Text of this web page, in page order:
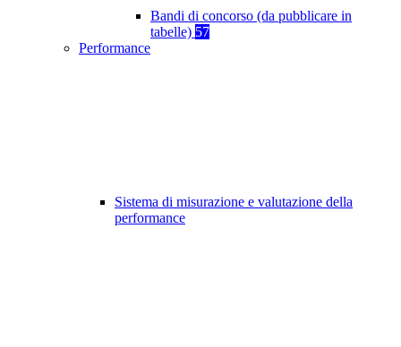
Bandi di concorso (da pubblicare in
tabelle) 57
Performance
Sistema di misurazione e valutazione della
performance